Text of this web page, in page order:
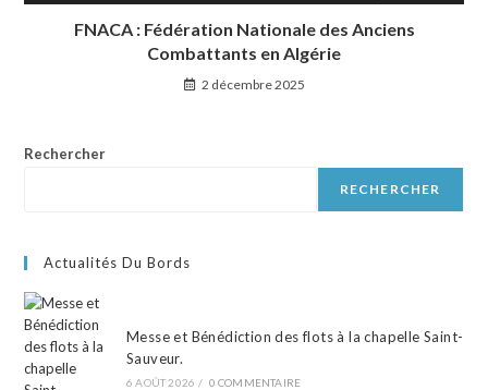
FNACA : Fédération Nationale des Anciens
Combattants en Algérie
2 décembre 2025
Rechercher
RECHERCHER
Actualités Du Bords
Messe et Bénédiction des flots à la chapelle Saint-
Sauveur.
6 AOÛT 2026 / 0 COMMENTAIRE